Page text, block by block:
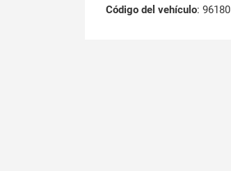
Código del vehículo: 96180